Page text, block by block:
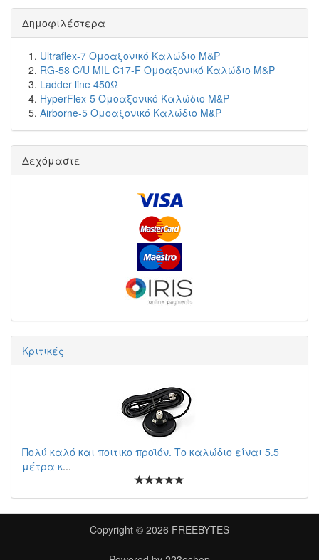
Δημοφιλέστερα
Ultraflex-7 Ομοαξονικό Καλώδιο M&P
RG-58 C/U MIL C17-F Ομοαξονικό Καλώδιο M&P
Ladder line 450Ω
HyperFlex-5 Ομοαξονικό Καλώδιο M&P
Airborne-5 Ομοαξονικό Καλώδιο M&P
Δεχόμαστε
Κριτικές
Πολύ καλό και ποιτικο προϊόν. Το καλώδιο είναι 5.5
μέτρα κ...
Copyright © 2026 FREEBYTES